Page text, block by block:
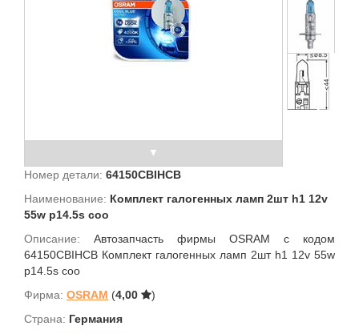
Номер детали: 64150CBIHCB
Наименование: Комплект галогенных ламп 2шт h1 12v
55w p14.5s coo
Описание: Автозапчасть фирмы OSRAM с кодом
64150CBIHCB Комплект галогенных ламп 2шт h1 12v 55w
p14.5s coo
Фирма: OSRAM (4,00
)
Страна: Германия